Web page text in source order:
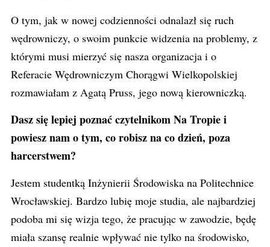
O tym, jak w nowej codzienności odnalazł się ruch
wędrowniczy, o swoim punkcie widzenia na problemy, z
którymi musi mierzyć się nasza organizacja i o
Referacie Wędrowniczym Chorągwi Wielkopolskiej
rozmawiałam z Agatą Pruss, jego nową kierowniczką.
Dasz się lepiej poznać czytelnikom Na Tropie i
powiesz nam o tym, co robisz na co dzień, poza
harcerstwem?
Jestem studentką Inżynierii Środowiska na Politechnice
Wrocławskiej. Bardzo lubię moje studia, ale najbardziej
podoba mi się wizja tego, że pracując w zawodzie, będę
miała szansę realnie wpływać nie tylko na środowisko,